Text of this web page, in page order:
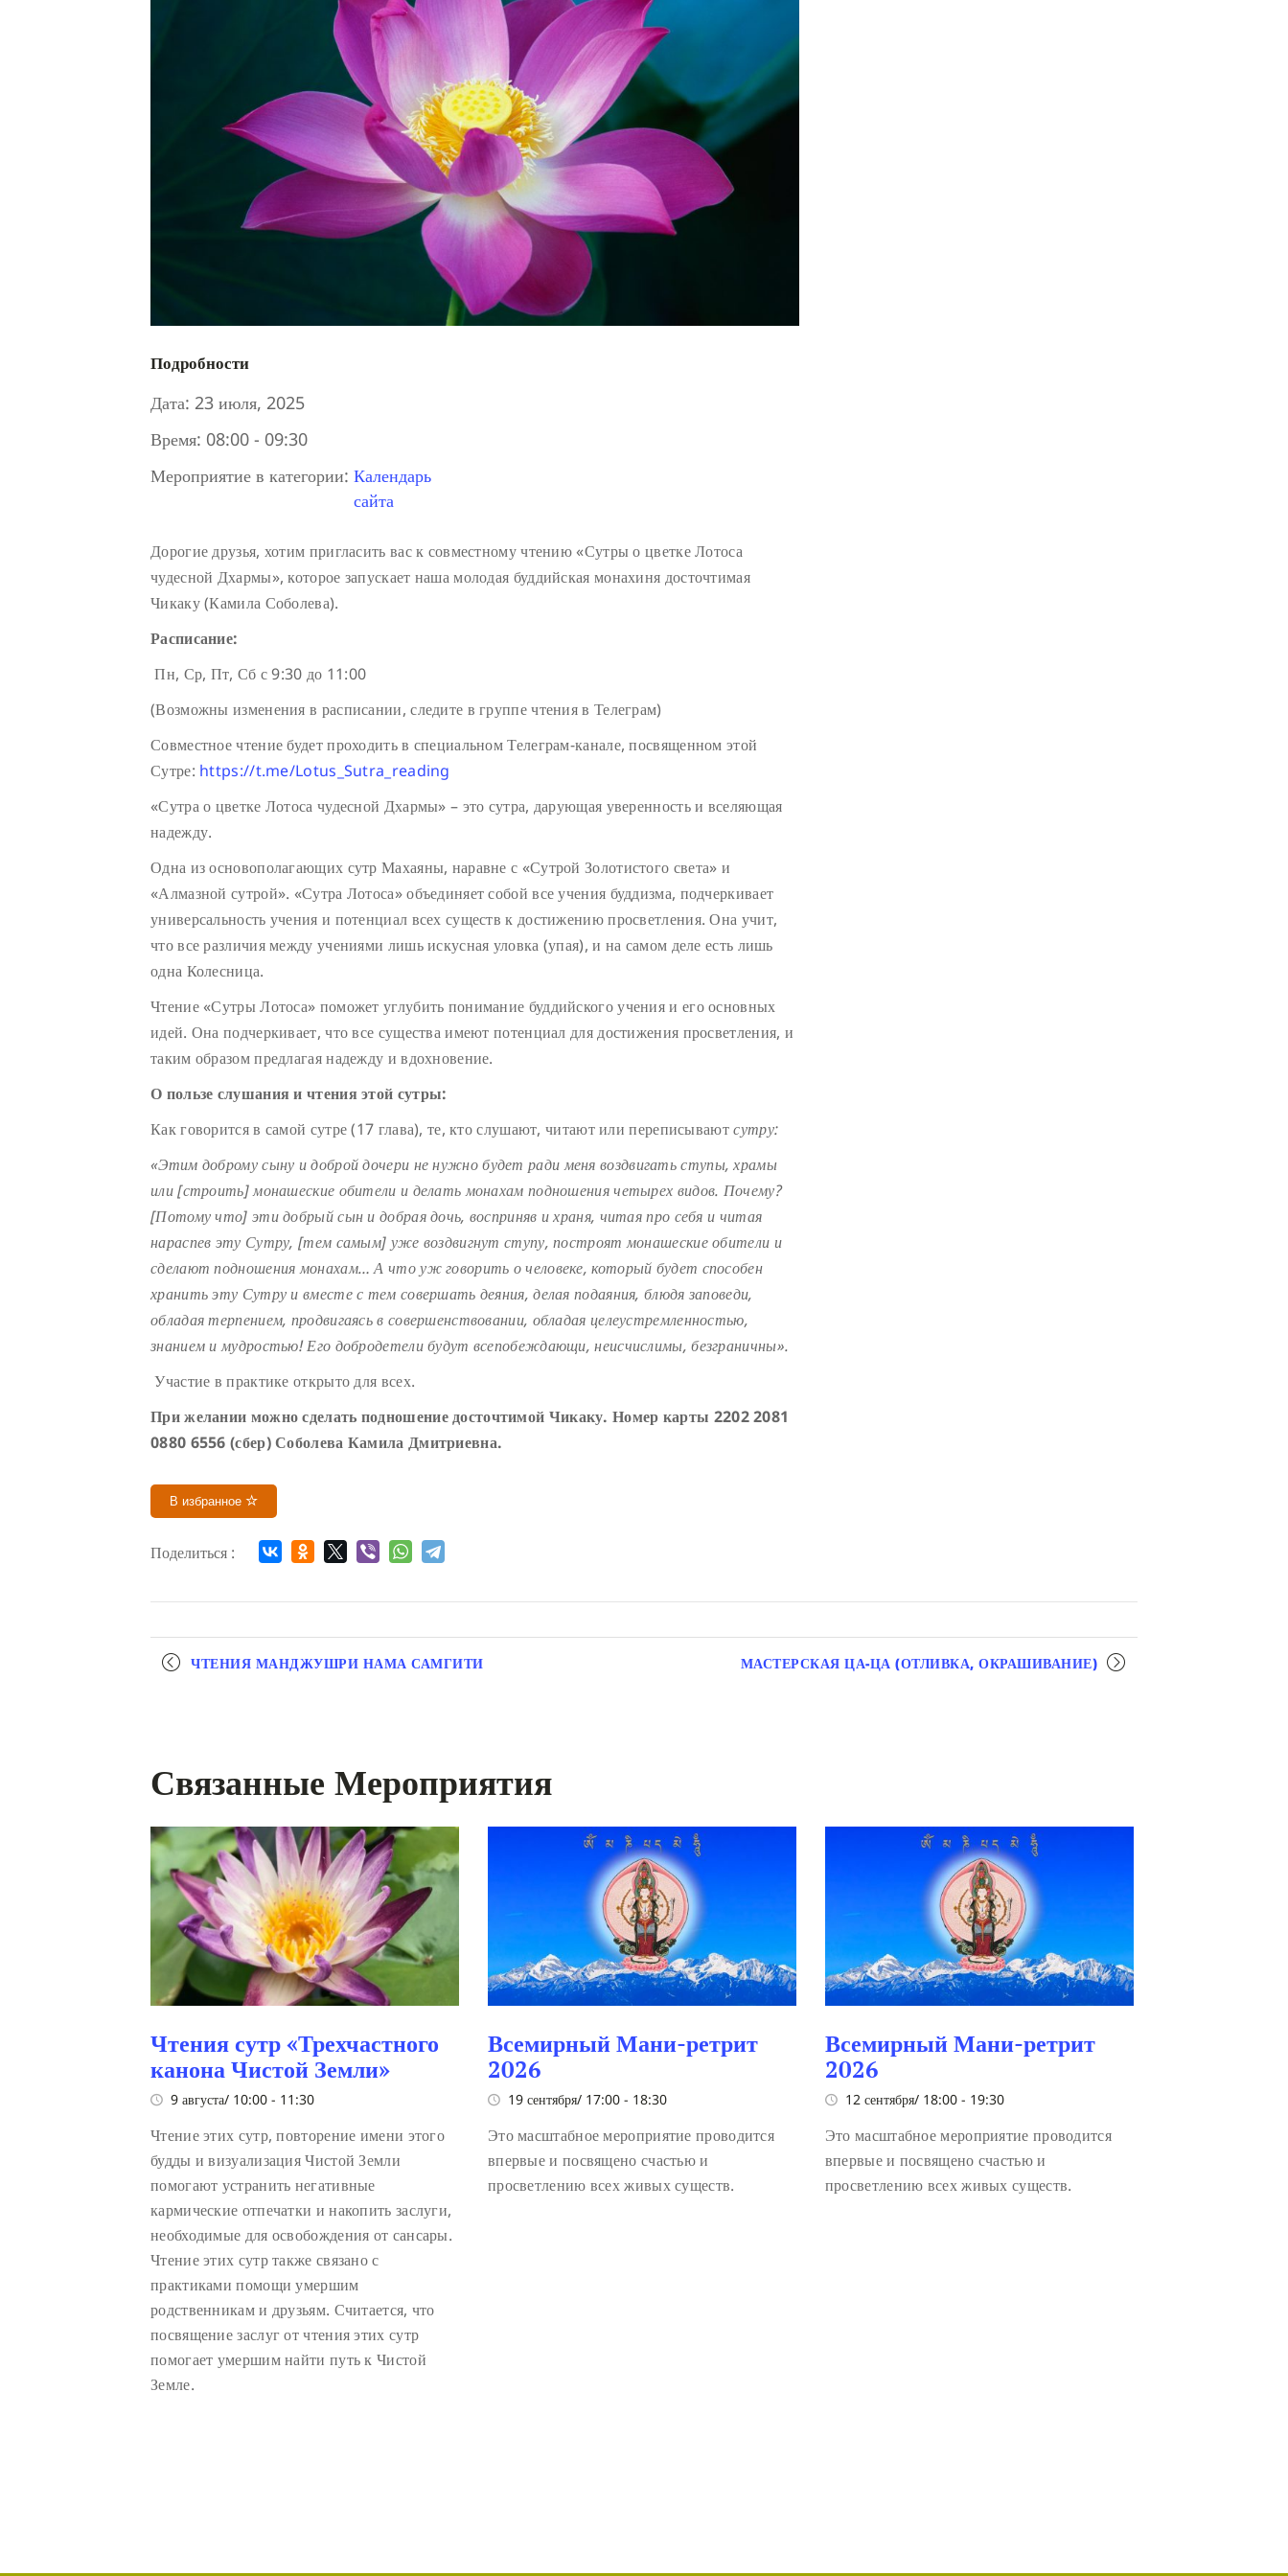
Подробности
Дата: 23 июля, 2025
Время: 08:00 - 09:30
Мероприятие в категории: Календарь
сайта
Дорогие друзья, хотим пригласить вас к совместному чтению «Сутры о цветке Лотоса
чудесной Дхармы», которое запускает наша молодая буддийская монахиня досточтимая
Чикаку (Камила Соболева).
Расписание:
Пн, Ср, Пт, Сб с 9:30 до 11:00
(Возможны изменения в расписании, следите в группе чтения в Телеграм)
Совместное чтение будет проходить в специальном Телеграм-канале, посвященном этой
Сутре: https://t.me/Lotus_Sutra_reading
«Сутра о цветке Лотоса чудесной Дхармы» – это сутра, дарующая уверенность и вселяющая
надежду.
Одна из основополагающих сутр Махаяны, наравне с «Сутрой Золотистого света» и
«Алмазной сутрой». «Сутра Лотоса» объединяет собой все учения буддизма, подчеркивает
универсальность учения и потенциал всех существ к достижению просветления. Она учит,
что все различия между учениями лишь искусная уловка (упая), и на самом деле есть лишь
одна Колесница.
Чтение «Сутры Лотоса» поможет углубить понимание буддийского учения и его основных
идей. Она подчеркивает, что все существа имеют потенциал для достижения просветления, и
таким образом предлагая надежду и вдохновение.
О пользе слушания и чтения этой сутры:
Как говорится в самой сутре (17 глава), те, кто слушают, читают или переписываютсутру:
«Этим доброму сыну и доброй дочери не нужно будет ради меня воздвигать ступы, храмы
или [строить] монашеские обители и делать монахам подношения четырех видов. Почему?
[Потому что] эти добрый сын и добрая дочь, восприняв и храня, читая про себя и читая
нараспев эту Сутру, [тем самым] уже воздвигнут ступу, построят монашеские обители и
сделают подношения монахам… А что уж говорить о человеке, который будет способен
хранить эту Сутру и вместе с тем совершать деяния, делая подаяния, блюдя заповеди,
обладая терпением, продвигаясь в совершенствовании, обладая целеустремленностью,
знанием и мудростью! Его добродетели будут всепобеждающи, неисчислимы, безграничны».
Участие в практике открыто для всех.
При желании можно сделать подношение досточтимой Чикаку. Номер карты 2202 2081
0880 6556 (сбер) Соболева Камила Дмитриевна.
В избранное
Поделиться :
Мероприятие
ЧТЕНИЯ МАНДЖУШРИ НАМА САМГИТИ МАСТЕРСКАЯ ЦА-ЦА (ОТЛИВКА, ОКРАШИВАНИЕ)
Связанные Мероприятия
Чтения сутр «Трехчастного
канона Чистой Земли»
9 августа/ 10:00 - 11:30
Чтение этих сутр, повторение имени этого
будды и визуализация Чистой Земли
помогают устранить негативные
кармические отпечатки и накопить заслуги,
необходимые для освобождения от сансары.
Чтение этих сутр также связано с
практиками помощи умершим
родственникам и друзьям. Считается, что
посвящение заслуг от чтения этих сутр
помогает умершим найти путь к Чистой
Земле.
Всемирный Мани-ретрит
2026
19 сентября/ 17:00- 18:30
Это масштабное мероприятие проводится
впервые и посвящено счастью и
просветлению всех живых существ.
Всемирный Мани-ретрит
2026
12 сентября/ 18:00- 19:30
Это масштабное мероприятие проводится
впервые и посвящено счастью и
просветлению всех живых существ.